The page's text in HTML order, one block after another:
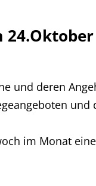
24.Oktober
und deren
und
im Monat eine